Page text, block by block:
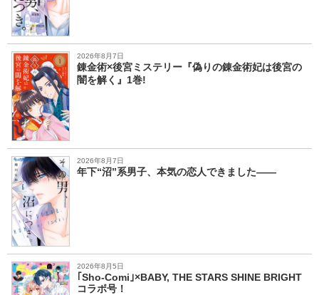
2026年8月7日
錬金術×後宮ミステリー『偽りの錬金術妃は後宮の
闇を解く』1巻!
2026年8月7日
年下“沼”系男子、本気の恋人できました――
2026年8月5日
｢Sho-Comi｣×BABY, THE STARS SHINE BRIGHT
コラボ号！